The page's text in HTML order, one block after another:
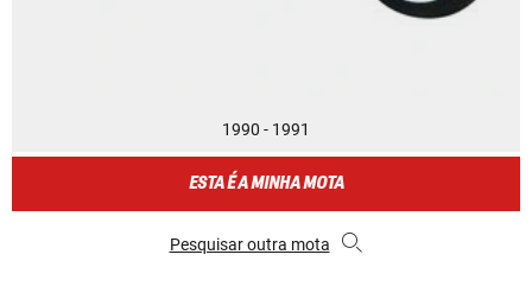
1990 - 1991
ESTA É A MINHA MOTA
Pesquisar outra mota